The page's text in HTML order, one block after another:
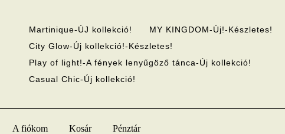
Martinique-ÚJ kollekció!
MY KINGDOM-Új!-Készletes!
City Glow-Új kollekció!-Készletes!
Play of light!-A fények lenyűgöző tánca-Új kollekció!
Casual Chic-Új kollekció!
A fiókom Kosár Pénztár